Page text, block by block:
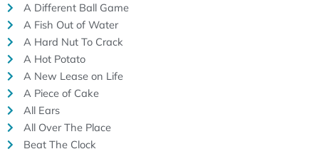
A Different Ball Game
A Fish Out of Water
A Hard Nut To Crack
A Hot Potato
A New Lease on Life
A Piece of Cake
All Ears
All Over The Place
Beat The Clock